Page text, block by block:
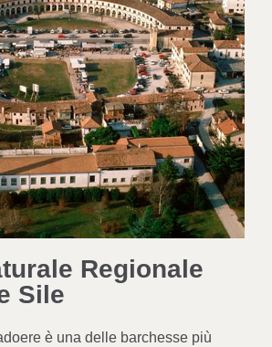
Regionale
Sile
è una delle barchesse più